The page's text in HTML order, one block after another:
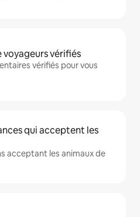
vérifiés
vérifiés pour vous
qui acceptent les
acceptant les animaux de